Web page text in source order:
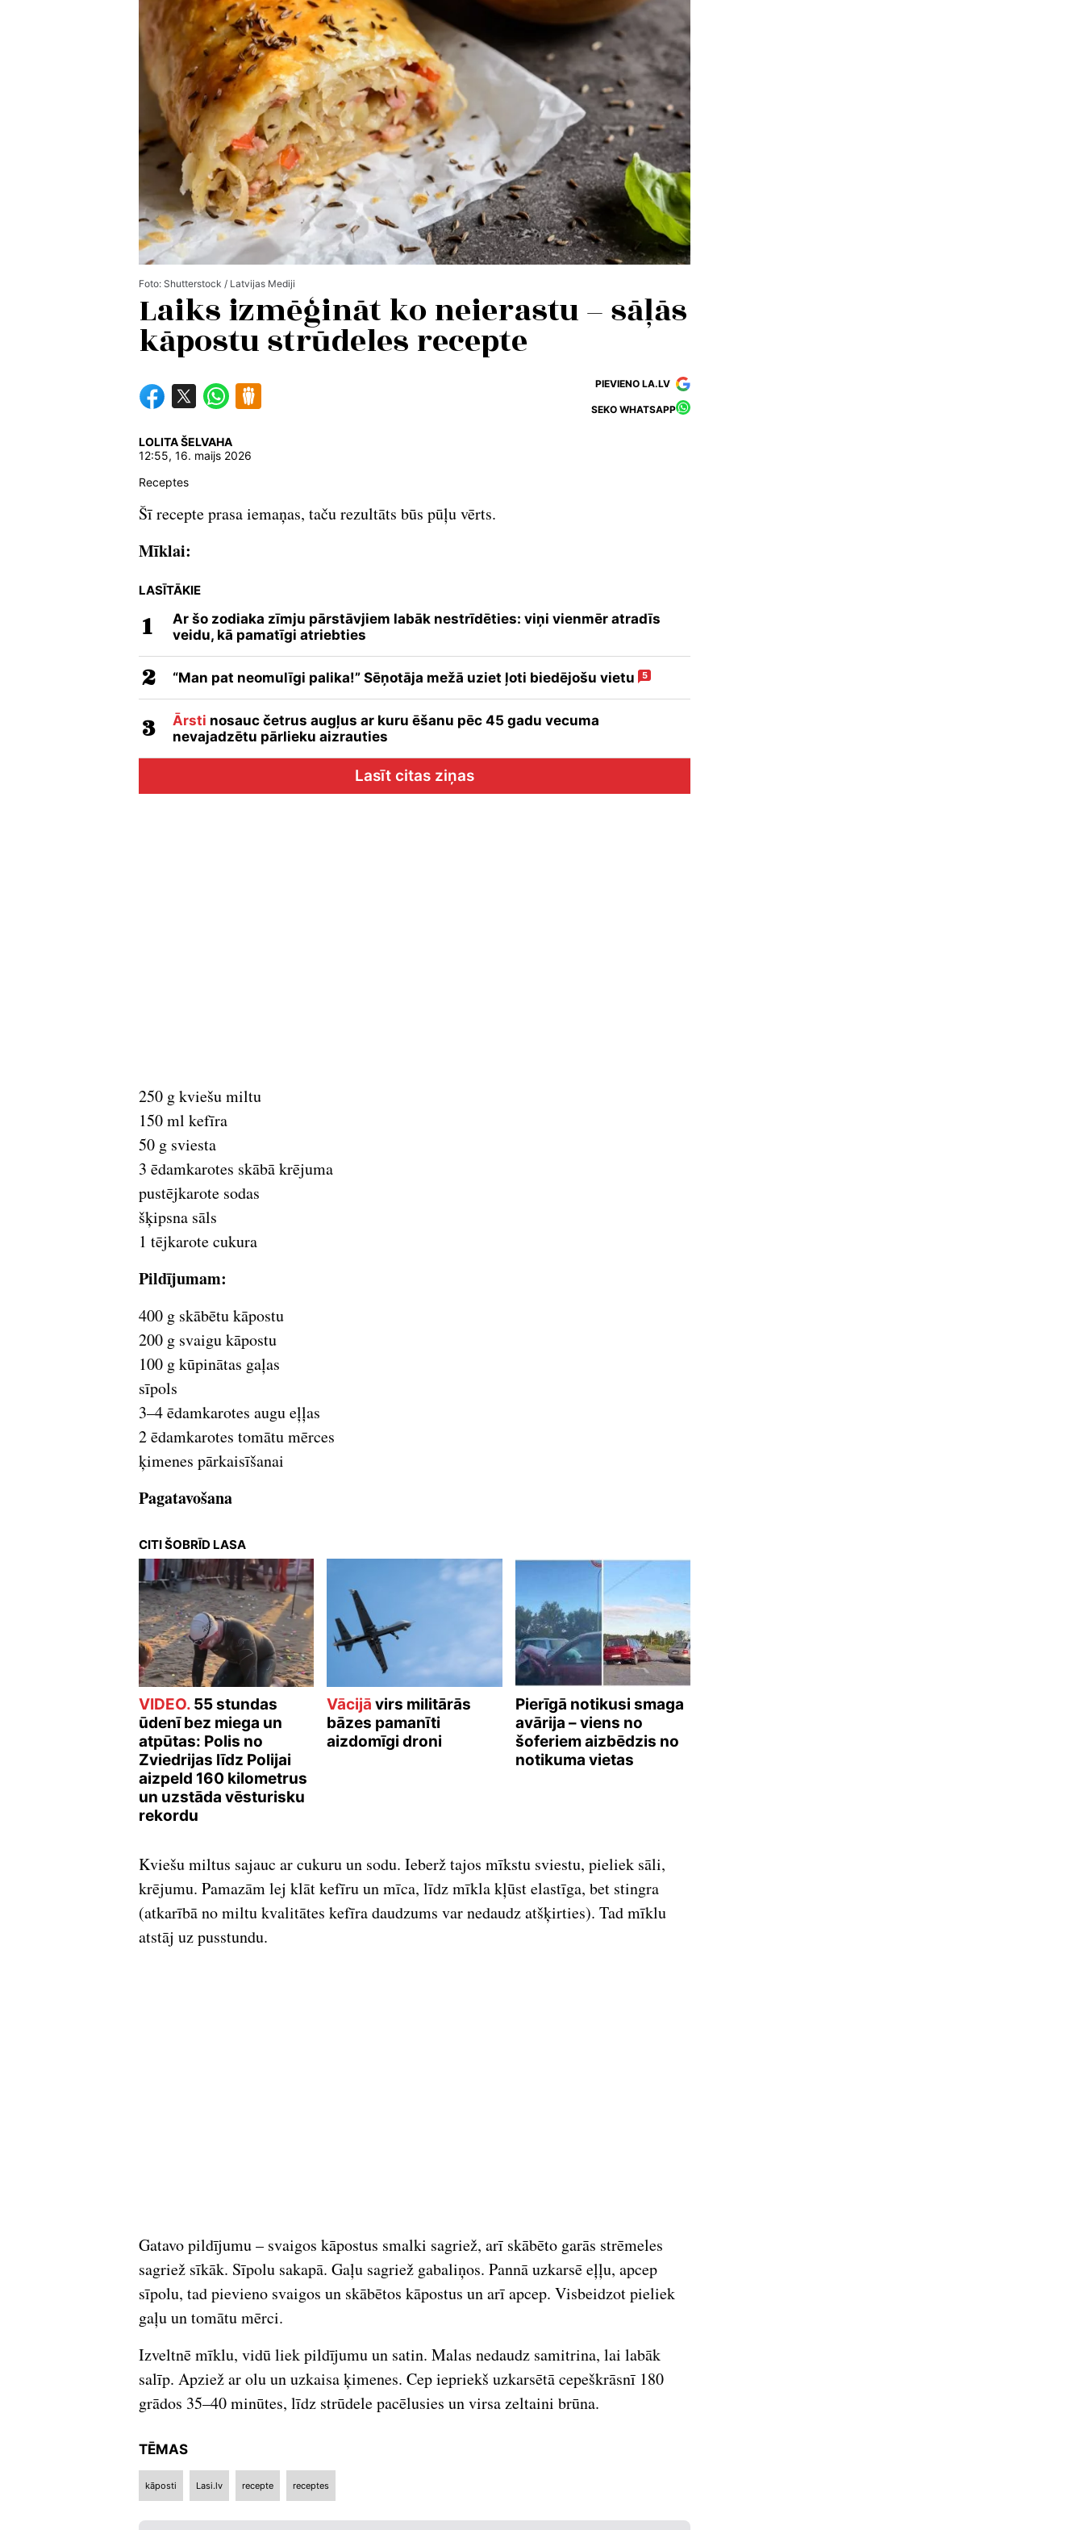
Foto: Shutterstock / Latvijas Mediji
Laiks izmēģināt ko neierastu – sāļās
kāpostu strūdeles recepte
PIEVIENO LA.LV
SEKO WHATSAPP
LOLITA ŠELVAHA
12:55, 16. maijs 2026
Receptes
Šī recepte prasa iemaņas, taču rezultāts būs pūļu vērts.
Mīklai:
LASĪTĀKIE
Ar šo zodiaka zīmju pārstāvjiem labāk nestrīdēties: viņi vienmēr atradīs
veidu, kā pamatīgi atriebties
“Man pat neomulīgi palika!” Sēņotāja mežā uziet ļoti biedējošu vietu 5
Ārsti nosauc četrus augļus ar kuru ēšanu pēc 45 gadu vecuma
nevajadzētu pārlieku aizrauties
Lasīt citas ziņas
250 g kviešu miltu
150 ml kefīra
50 g sviesta
3 ēdamkarotes skābā krējuma
pustējkarote sodas
šķipsna sāls
1 tējkarote cukura
Pildījumam:
400 g skābētu kāpostu
200 g svaigu kāpostu
100 g kūpinātas gaļas
sīpols
3–4 ēdamkarotes augu eļļas
2 ēdamkarotes tomātu mērces
ķimenes pārkaisīšanai
Pagatavošana
CITI ŠOBRĪD LASA
VIDEO. 55 stundas
ūdenī bez miega un
atpūtas: Polis no
Zviedrijas līdz Polijai
aizpeld 160 kilometrus
un uzstāda vēsturisku
rekordu
Vācijā virs militārās
bāzes pamanīti
aizdomīgi droni
Pierīgā notikusi smaga
avārija – viens no
šoferiem aizbēdzis no
notikuma vietas
Kviešu miltus sajauc ar cukuru un sodu. Ieberž tajos mīkstu sviestu, pieliek sāli,
krējumu. Pamazām lej klāt kefīru un mīca, līdz mīkla kļūst elastīga, bet stingra
(atkarībā no miltu kvalitātes kefīra daudzums var nedaudz atšķirties). Tad mīklu
atstāj uz pusstundu.
Gatavo pildījumu – svaigos kāpostus smalki sagriež, arī skābēto garās strēmeles
sagriež sīkāk. Sīpolu sakapā. Gaļu sagriež gabaliņos. Pannā uzkarsē eļļu, apcep
sīpolu, tad pievieno svaigos un skābētos kāpostus un arī apcep. Visbeidzot pieliek
gaļu un tomātu mērci.
Izveltnē mīklu, vidū liek pildījumu un satin. Malas nedaudz samitrina, lai labāk
salīp. Apziež ar olu un uzkaisa ķimenes. Cep iepriekš uzkarsētā cepeškrāsnī 180
grādos 35–40 minūtes, līdz strūdele pacēlusies un virsa zeltaini brūna.
TĒMAS
kāposti Lasi.lv recepte receptes